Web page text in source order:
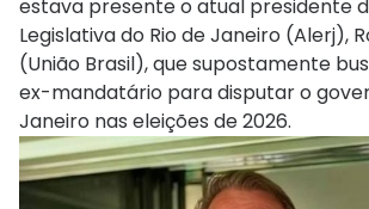
estava presente o atual presidente
Legislativa do Rio de Janeiro (Alerj),
(União Brasil), que supostamente
ex-mandatário para disputar o
Janeiro nas eleições de 2026.